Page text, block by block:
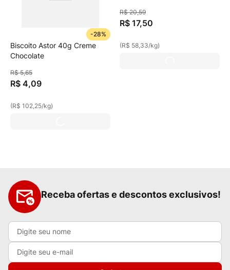
-28%
Biscoito Astor 40g Creme
Chocolate
R$ 5,65
R$ 4,09
(R$ 102,25/kg)
R$ 20,59
R$ 17,50
(R$ 58,33/kg)
Receba ofertas e descontos exclusivos!